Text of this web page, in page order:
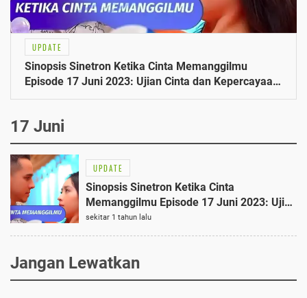
UPDATE
Sinopsis Sinetron Ketika Cinta Memanggilmu
Episode 17 Juni 2023: Ujian Cinta dan Kepercayaan
Terungkap
17 Juni
UPDATE
Sinopsis Sinetron Ketika Cinta
Memanggilmu Episode 17 Juni 2023: Ujian
Cinta dan Kepercayaan Terungkap
sekitar 1 tahun lalu
Jangan Lewatkan